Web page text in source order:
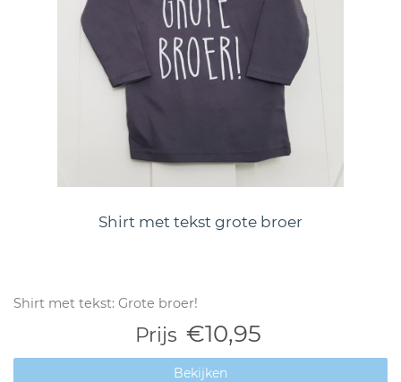
Shirt met tekst grote broer
Shirt met tekst: Grote broer!
Prijs €10,95
Bekijken